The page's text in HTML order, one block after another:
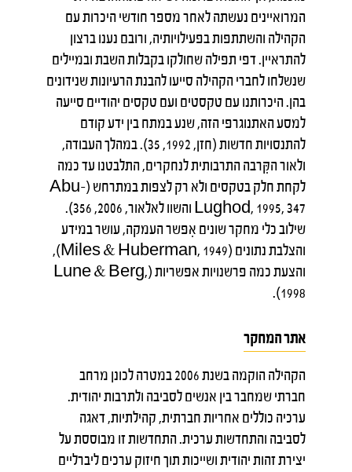
המרואיינים נעשתה לאחר מספר חודשי היכרות עם
הקהילה והשתתפות בפעילויותיה, ורובם נענו ברצון
להתראיין. דפי תפילה שחולקו בקבלות השבת ובמיילים
שנשלחו לחברי הקהילה סייעו להבנת הרעיונות שנידונים
בהן. היכרותנו עם טקסטים ועם טקסים יהודיים סייעה
למסע האתנוגרפי הזה, שנע במתח בין ידע קודם
להתנסויות חדשות (חזן, 1992, 35). במהלך העבודה,
ולאור הקִּרבה התרבותית לנחקרים, התלבטנו עד כמה
לקחת חלק בטקסים ולא רק לצפות במתרחש (Abu-
Lughod, 1995, 347 והשוו לאלאור, 2006, 356).
שילוב כלי מחקר שונים אִפשר העמקה, עושר במידע
והצלבת נתונים (Miles & Huberman, 1949),
והצעת כמה פרשנויות אפשריות (Lune & Berg,
1998).
אתר המחקר
הקהילה הוקמה בשנת 2006 במטרה לכונן מרחב
חברתי שמחבר בין אנשים לסביבה ולתרבות יהודית.
ערכיה כוללים אחריות חברתית, קהילתיות, דאגה
לסביבה והתחדשות ערכית. התחדשות זו מבוססת על
יצירת זהות יהודית ושייכות תוך חיזוק ערכים ליברליים